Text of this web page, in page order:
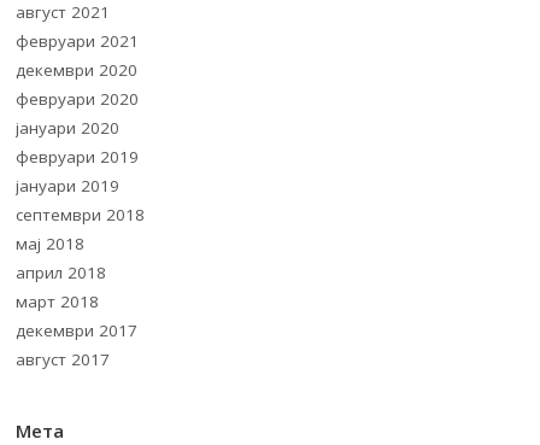
август 2021
февруари 2021
декември 2020
февруари 2020
јануари 2020
февруари 2019
јануари 2019
септември 2018
мај 2018
април 2018
март 2018
декември 2017
август 2017
Мета